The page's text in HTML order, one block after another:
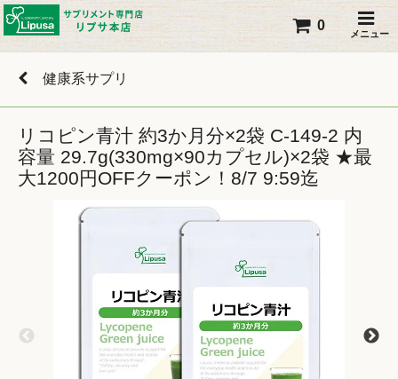
メニュー
0
健康系サプリ
リコピン青汁 約3か月分×2袋 C-149-2 内
容量 29.7g(330mg×90カプセル)×2袋 ★最
大1200円OFFクーポン！8/7 9:59迄